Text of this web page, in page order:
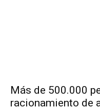
Más de 500.000
racionamiento de